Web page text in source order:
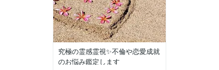
究極の霊感霊視✨不倫や恋愛成就
のお悩み鑑定します